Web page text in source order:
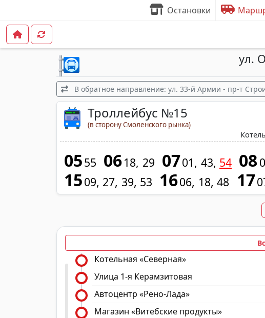
Остановки
ул.
В обратное направление: ул. 33-й Армии - пр-т
Троллейбус №15
(в сторону Смоленского рынка)
0555 0618 29 0701 43 54 08
1509 27 39 53 1606 18 48 17
Котельная «Северная»
Улица 1-я Керамзитовая
Автоцентр «Рено-Лада»
Магазин «Витебские продукты»